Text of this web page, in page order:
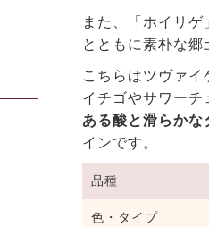
また、「ホイリ
とともに素朴な郷
こちらはツヴァ
イチゴやサワー
ある酸と滑らかな
インです。
品種
色・タイプ